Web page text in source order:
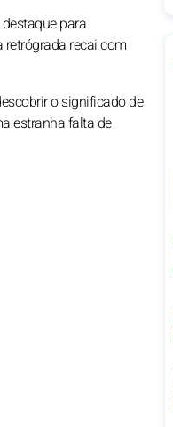
para
retrógrada recai com
o significado de
estranha falta de